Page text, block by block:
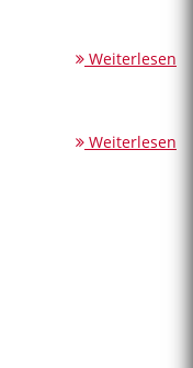
Weiterlesen
Weiterlesen